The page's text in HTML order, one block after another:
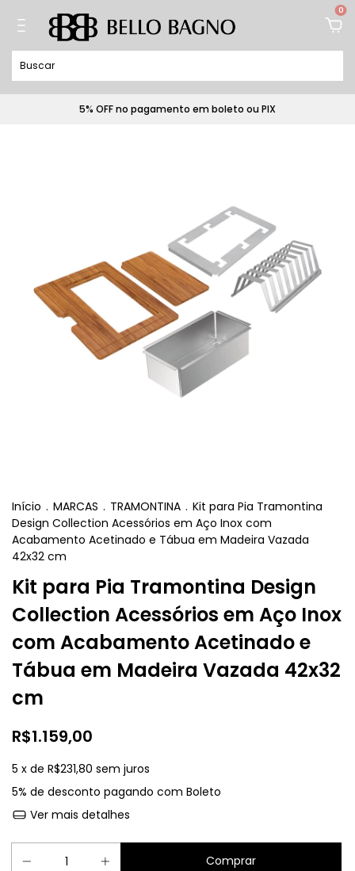
0
5% OFF no pagamento em boleto ou PIX
Início . MARCAS . TRAMONTINA . Kit para Pia Tramontina
Design Collection Acessórios em Aço Inox com
Acabamento Acetinado e Tábua em Madeira Vazada
42x32 cm
Kit para Pia Tramontina Design
Collection Acessórios em Aço Inox
com Acabamento Acetinado e
Tábua em Madeira Vazada 42x32
cm
R$1.159,00
5 x de R$231,80 sem juros
5% de desconto pagando com Boleto
Ver mais detalhes